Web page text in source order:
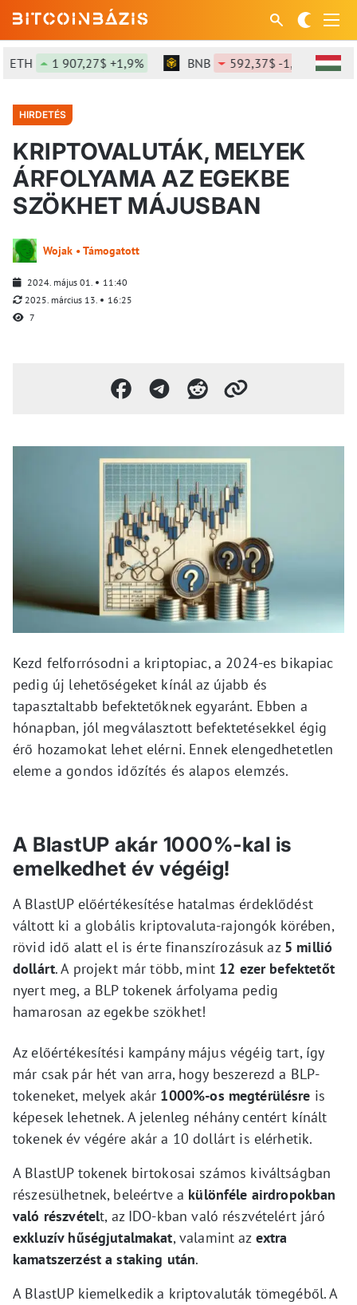
1 907,27$ +1,9% BNB 592,37$ -1,03%
HIRDETÉS
KRIPTOVALUTÁK, MELYEK
ÁRFOLYAMA AZ EGEKBE
SZÖKHET MÁJUSBAN
Wojak • Támogatott
2024. május 01.
11:40
2025. március 13.
16:25
7
Kezd felforrósodni a kriptopiac, a 2024-es bikapiac
pedig új lehetőségeket kínál az újabb és
tapasztaltabb befektetőknek egyaránt. Ebben a
hónapban, jól megválasztott befektetésekkel égig
érő hozamokat lehet elérni. Ennek elengedhetetlen
eleme a gondos időzítés és alapos elemzés.
A BlastUP akár 1000%-kal is
emelkedhet év végéig!
A BlastUP előértékesítése hatalmas érdeklődést
váltott ki a globális kriptovaluta-rajongók körében,
rövid idő alatt el is érte finanszírozásuk az 5 millió
dollárt. A projekt már több, mint 12 ezer befektetőt
nyert meg, a BLP tokenek árfolyama pedig
hamarosan az egekbe szökhet!
Az előértékesítési kampány május végéig tart, így
már csak pár hét van arra, hogy beszerezd a BLP-
tokeneket, melyek akár 1000%-os megtérülésre is
képesek lehetnek. A jelenleg néhány centért kínált
tokenek év végére akár a 10 dollárt is elérhetik.
A BlastUP tokenek birtokosai számos kiváltságban
részesülhetnek, beleértve a különféle airdropokban
való részvételt, az IDO-kban való részvételért járó
exkluzív hűségjutalmakat, valamint az extra
kamatszerzést a staking után.
A BlastUP kiemelkedik a kriptovaluták tömegéből. A